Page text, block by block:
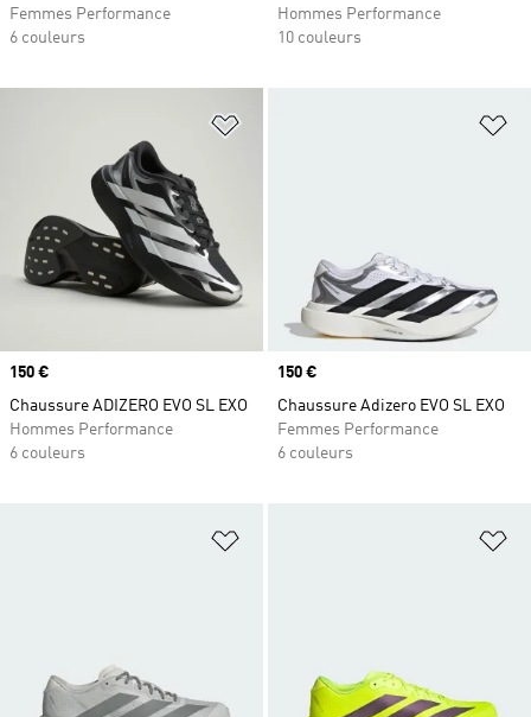
Femmes Performance
6 couleurs
Hommes Performance
10 couleurs
Ajouter à la Liste de produits
Prix
150 €
Chaussure ADIZERO EVO SL EXO
Hommes Performance
6 couleurs
Prix
150 €
Chaussure Adizero EVO SL EXO
Femmes Performance
6 couleurs
Ajouter à la Liste de produits